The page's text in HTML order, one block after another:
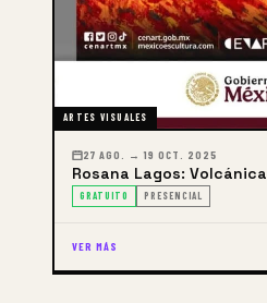
ARTES VISUALES
27 AGO. → 19 OCT. 2025
Rosana Lagos: Volcánica
GRATUITO PRESENCIAL
VER MÁS